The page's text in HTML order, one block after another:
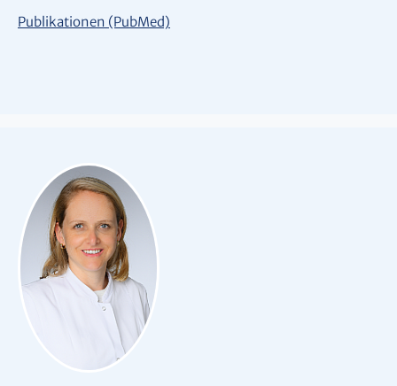
Publikationen (PubMed)